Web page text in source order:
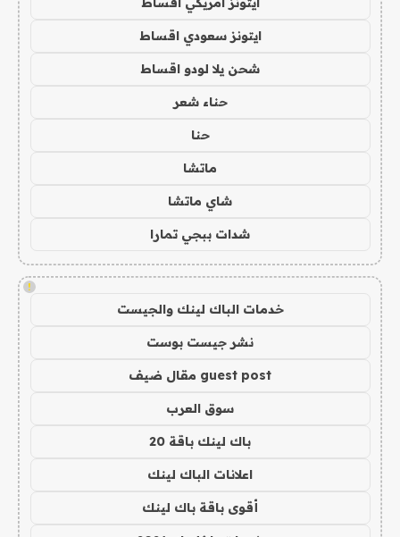
ايتونز سعودي اقساط
شحن يلا لودو اقساط
حناء شعر
حنا
ماتشا
شاي ماتشا
شدات ببجي تمارا
!
خدمات الباك لينك والجيست
نشر جيست بوست
guest post مقال ضيف
سوق العرب
باك لينك باقة 20
اعلانات الباك لينك
أقوى باقة باك لينك